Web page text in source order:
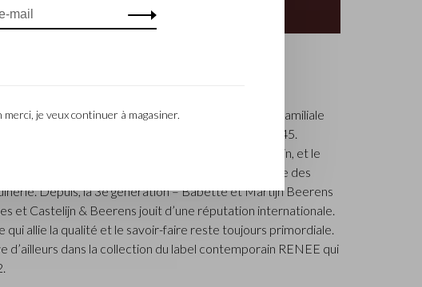
& Beerens, établie à Waalwijk, est une entreprise familiale
et fabrique de la maroquinerie de luxe depuis 1945.
à l’époque par le maître piqueur, Walter Castelijn, et le
Beerens, qui décidèrent de fabriquer ensemble des
Depuis, la 3e génération – Babette et Martijn Beerens
et Castelijn & Beerens jouit d’une réputation internationale.
qui allie la qualité et le savoir-faire reste toujours primordiale.
d’ailleurs dans la collection du label contemporain RENEE qui
merci, je veux continuer à magasiner.